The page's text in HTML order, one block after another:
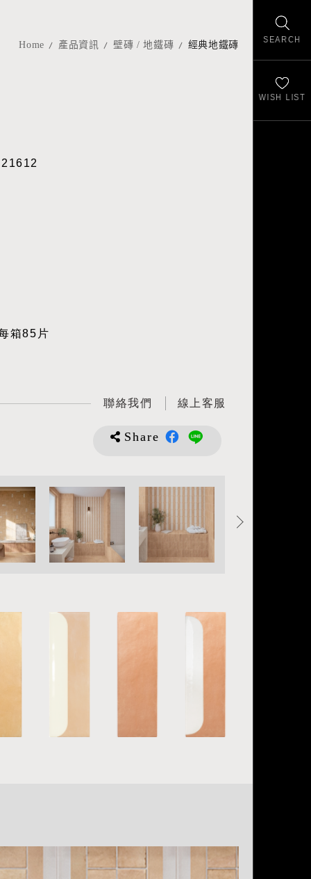
SEARCH
WISH LIST
Home 產品資訊 壁磚 / 地鐵磚 經典地鐵磚
箱85片
聯絡我們 線上客服
Share